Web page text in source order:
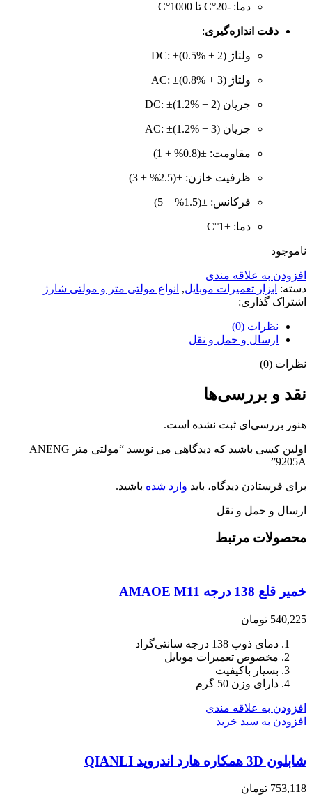
دما: -20°C تا 1000°C
دقت اندازه‌گیری:
ولتاژ DC: ±(0.5% + 2)
ولتاژ AC: ±(0.8% + 3)
جریان DC: ±(1.2% + 2)
جریان AC: ±(1.2% + 3)
مقاومت: ±(0.8% + 1)
ظرفیت خازن: ±(2.5% + 3)
فرکانس: ±(1.5% + 5)
دما: ±1°C
ناموجود
افزودن به علاقه مندی
دسته: ابزار تعمیرات موبایل, انواع مولتی متر و مولتی شارژ
اشتراک گذاری:
نظرات (0)
ارسال و حمل و نقل
نظرات (0)
نقد و بررسی‌ها
هنوز بررسی‌ای ثبت نشده است.
اولین کسی باشید که دیدگاهی می نویسد “مولتی متر ANENG
9205A”
برای فرستادن دیدگاه، باید وارد شده باشید.
ارسال و حمل و نقل
محصولات مرتبط
خمیر قلع 138 درجه AMAOE M11
540,225 تومان
دمای ذوب 138 درجه سانتی‌گراد
مخصوص تعمیرات موبایل
بسیار باکیفیت
دارای وزن 50 گرم
افزودن به علاقه مندی
افزودن به سبد خرید
شابلون 3D همکاره هارد اندروید QIANLI
753,118 تومان